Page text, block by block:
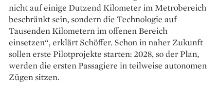
nicht auf einige Dutzend ­Kilometer im Metro­bereich
beschränkt sein, sondern die Technologie auf
Tausenden Kilo­metern im offenen Bereich
einsetzen“, erklärt Schöffer. Schon in naher Zukunft
sollen erste Pilot­projekte starten: 2028, so der Plan,
werden die ersten Passagiere in teilweise autonomen
Zügen sitzen.